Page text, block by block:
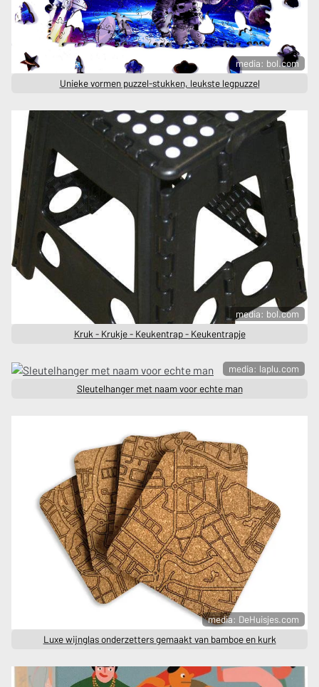
media: bol.com
Unieke vormen puzzel-stukken, leukste legpuzzel
media: bol.com
Kruk - Krukje - Keukentrap - Keukentrapje
media: laplu.com
Sleutelhanger met naam voor echte man
media: DeHuisjes.com
Luxe wijnglas onderzetters gemaakt van bamboe en kurk